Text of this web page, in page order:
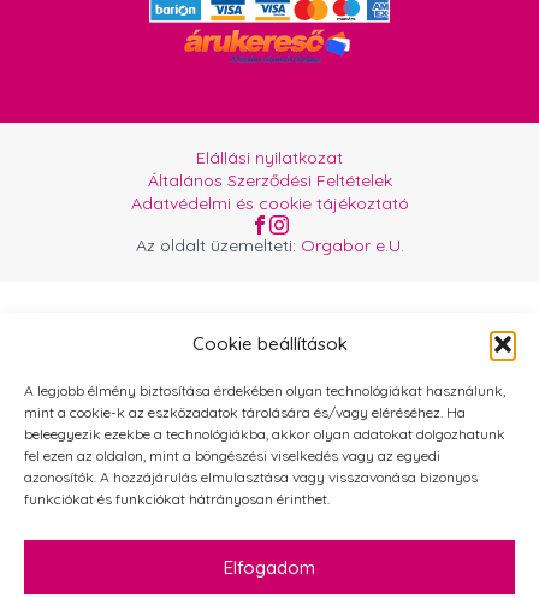
Cookie beállítások
A legjobb élmény biztosítása érdekében olyan technológiákat használunk,
mint a cookie-k az eszközadatok tárolására és/vagy eléréséhez. Ha
beleegyezik ezekbe a technológiákba, akkor olyan adatokat dolgozhatunk
fel ezen az oldalon, mint a böngészési viselkedés vagy az egyedi
azonosítók. A hozzájárulás elmulasztása vagy visszavonása bizonyos
funkciókat és funkciókat hátrányosan érinthet.
Elfogadom
Az oldalt üzemelteti: Orgabor e.U.
Elállási nyilatkozat
Általános Szerződési Feltételek
Adatvédelmi és cookie tájékoztató